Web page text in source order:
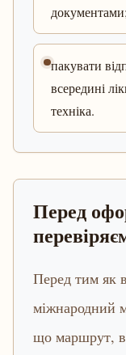
документами;
пакувати
всередині
техніка.
Перед
Перед тим як
міжнародний
що маршрут,